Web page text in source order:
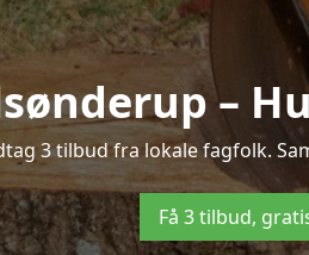
–
3 tilbud fra lokale fagfolk.
Få 3 tilbud,